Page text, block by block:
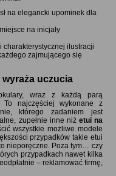
na elegancki upominek dla
na inicjały
charakterystycznej ilustracji
zajmującego się
uczucia
wraz z każdą parą
To najczęściej wykonane z
którego zadaniem jest
zupełnie inne niż etui na
wszystkie możliwe modele
przypadków takie etui
nieporęczne. Poza tym… czy
przypadkach nawet kilka
– reklamować firmę,